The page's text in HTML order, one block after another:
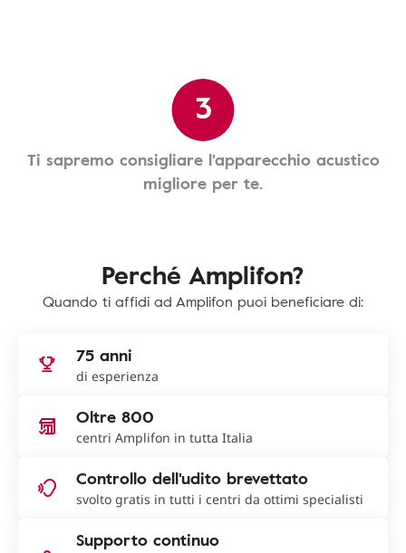
3
Ti sapremo consigliare l'apparecchio acustico
migliore per te.
Perché Amplifon?
Quando ti affidi ad Amplifon puoi beneficiare di:
75 anni
di esperienza
Oltre 800
centri Amplifon in tutta Italia
Controllo dell'udito brevettato
svolto gratis in tutti i centri da ottimi specialisti
Supporto continuo